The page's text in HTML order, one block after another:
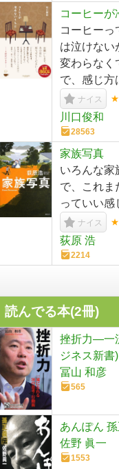
コーヒーが
コーヒーっ
は泣けない
変わらなく
で、感じ方
ナイス
川口俊和
28563
家族写真
いろんな家
で、これま
っていい感
ナイス
荻原 浩
2214
読んでる本(2冊)
挫折力―一
ジネス新書)
冨山 和彦
565
あんぽん
佐野 眞一
1553